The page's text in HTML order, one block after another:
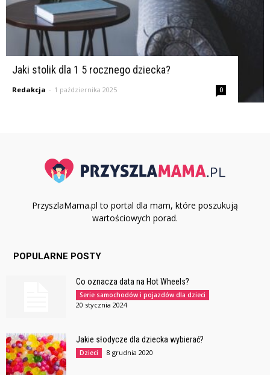
Jaki stolik dla 1 5 rocznego dziecka?
Redakcja - 1 października 2025 0
PrzyszlaMama.pl to portal dla mam, które poszukują
wartościowych porad.
POPULARNE POSTY
Co oznacza data na Hot Wheels?
Serie samochodów i pojazdów dla dzieci
20 stycznia 2024
Jakie słodycze dla dziecka wybierać?
Dzieci 8 grudnia 2020